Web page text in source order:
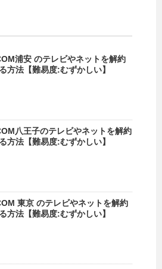
浦安 のテレビやネットを解約
方法【難易度:むずかしい】
八王子のテレビやネットを解約
方法【難易度:むずかしい】
東京 のテレビやネットを解約
方法【難易度:むずかしい】